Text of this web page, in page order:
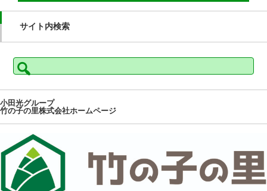
サイト内検索
検
索:
小田光グループ
竹の子の里株式会社ホームページ